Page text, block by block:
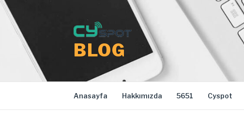
İçeriğe
atla
BLOG
Anasayfa Hakkımızda 5651 Cyspot